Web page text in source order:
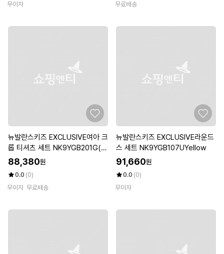
무이자
무료배송
뉴발란스키즈 EXCLUSIVE여아 크
롭 티셔츠 세트 NK9YGB201G(1
0)White
88,380원
0.0 (0)
무이자 무료배송
뉴발란스키즈 EXCLUSIVE라운드
스 세트 NK9YGB107UYellow
91,660원
0.0 (0)
무이자